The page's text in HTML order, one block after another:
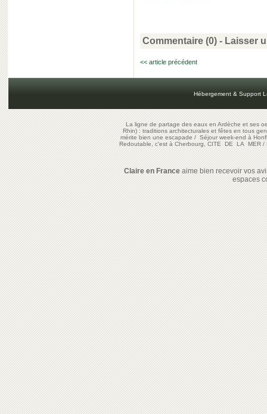
Commentaire (0) - Laisser
<< article précédent
Hébergement & Support
La ligne de partage des eaux en Ardèche et ses
Rhin) : traditions architecturales et fêtes en tous
mérite bien une escapade/Séjour week-end à
Redoutable, c'est à Cherbourg, CITE DE LA MER/
Claire en Franceaime bien recevoir vos
espaces